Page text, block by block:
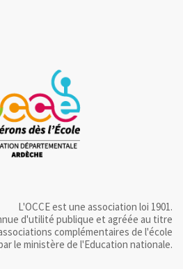
L'OCCE est une association loi 1901.
d'utilité publique et agréée au titre
complémentaires de l'école
le ministère de l'Education nationale.